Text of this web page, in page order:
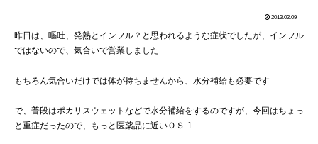
2013.02.09
昨日は、嘔吐、発熱とインフル？と思われるような症状でしたが、インフル
ではないので、気合いで営業しました
もちろん気合いだけでは体が持ちませんから、水分補給も必要です
で、普段はポカリスウェットなどで水分補給をするのですが、今回はちょっ
と重症だったので、もっと医薬品に近いＯＳ-1